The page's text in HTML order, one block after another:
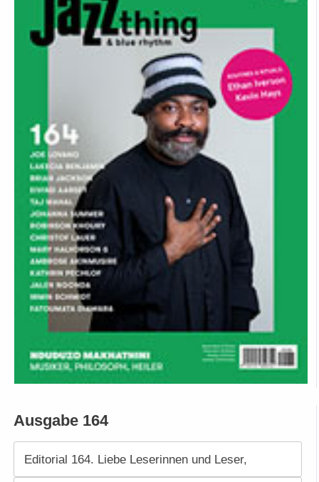
Ausgabe 164
Editorial 164. Liebe Leserinnen und Leser,